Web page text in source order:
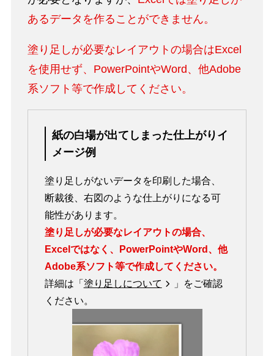
あるデータを作ることができません。
塗り足しが必要なレイアウトの場合はExcel
を使用せず、PowerPointやWord、他Adobe
系ソフト等で作成してください。
紙の白場が出てしまった仕上がりイ
メージ例
塗り足しがないデータを印刷した場合、
断裁後、右図のような仕上がりになる可
能性があります。
塗り足しが必要なレイアウトの場合、
Excelではなく、PowerPointやWord、他
Adobe系ソフト等で作成してください。
詳細は「塗り足しについて
」をご確認
ください。